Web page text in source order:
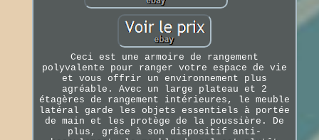
Ceci est une armoire de rangement
polyvalente pour ranger votre espace de vie
et vous offrir un environnement plus
agréable. Avec un large plateau et 2
étagères de rangement intérieures, le meuble
latéral garde les objets essentiels à portée
de main et les protège de la poussière. De
plus, grâce à son dispositif anti-